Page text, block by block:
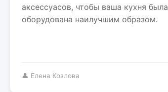
аксессуасов, чтобы ваша кухня была
оборудована наилучшим образом.
👤 Елена Козлова